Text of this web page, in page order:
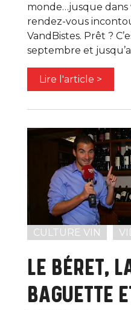
monde…jusque dans
rendez-vous
VandBistes. Prêt ?
septembre et
Lire l'article >
CULTURE VIN
LE BÉRET,
BAGUETTE